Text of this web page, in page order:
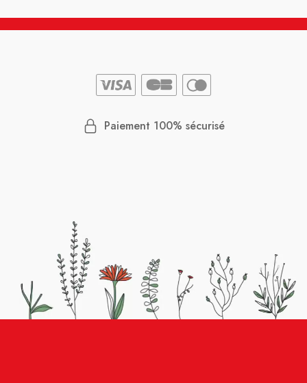
Paiement 100% sécurisé